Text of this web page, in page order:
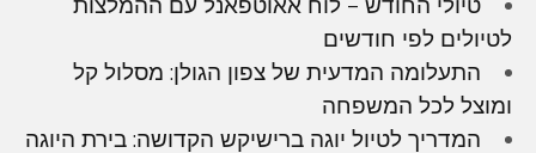
לטיולים לפי חודשים
התעלומה המדעית של צפון הגולן: מסלול קל
ומוצל לכל המשפחה
המדריך לטיול יוגה ברישיקש הקדושה: בירת היוגה